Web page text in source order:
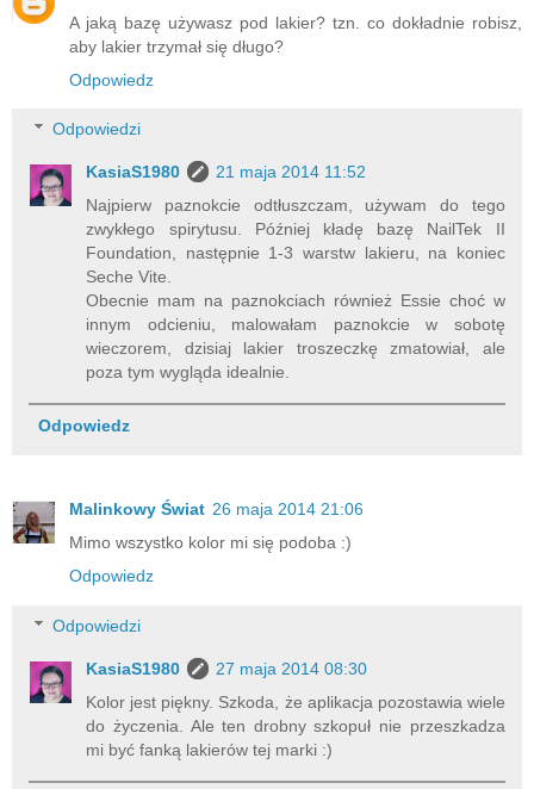
A jaką bazę używasz pod lakier? tzn. co dokładnie robisz,
aby lakier trzymał się długo?
Odpowiedz
Odpowiedzi
KasiaS1980
21 maja 2014 11:52
Najpierw paznokcie odtłuszczam, używam do tego
zwykłego spirytusu. Później kładę bazę NailTek II
Foundation, następnie 1-3 warstw lakieru, na koniec
Seche Vite.
Obecnie mam na paznokciach również Essie choć w
innym odcieniu, malowałam paznokcie w sobotę
wieczorem, dzisiaj lakier troszeczkę zmatowiał, ale
poza tym wygląda idealnie.
Odpowiedz
Malinkowy Świat 26 maja 2014 21:06
Mimo wszystko kolor mi się podoba :)
Odpowiedz
Odpowiedzi
KasiaS1980
27 maja 2014 08:30
Kolor jest piękny. Szkoda, że aplikacja pozostawia wiele
do życzenia. Ale ten drobny szkopuł nie przeszkadza
mi być fanką lakierów tej marki :)